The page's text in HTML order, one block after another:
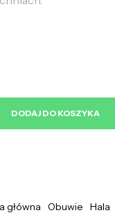
DODAJ DO KOSZYKA
główna Obuwie Hala